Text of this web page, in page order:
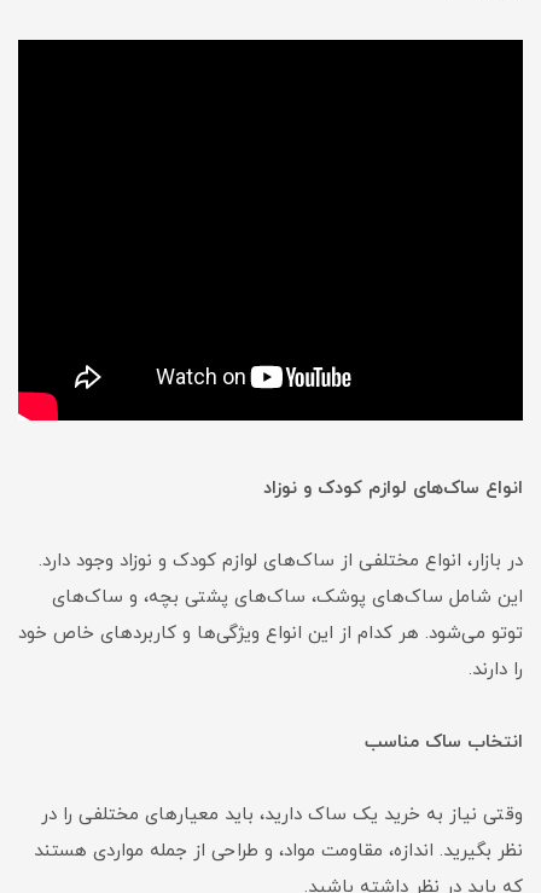
انواع ساک‌های لوازم کودک و نوزاد
در بازار، انواع مختلفی از ساک‌های لوازم کودک و نوزاد وجود دارد.
این شامل ساک‌های پوشک، ساک‌های پشتی بچه، و ساک‌های
توتو می‌شود. هر کدام از این انواع ویژگی‌ها و کاربردهای خاص خود
را دارند.
انتخاب ساک مناسب
وقتی نیاز به خرید یک ساک دارید، باید معیارهای مختلفی را در
نظر بگیرید. اندازه، مقاومت مواد، و طراحی از جمله مواردی هستند
که باید در نظر داشته باشید.